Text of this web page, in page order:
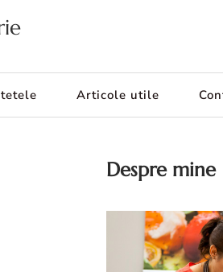
Articole utile
Despre mine